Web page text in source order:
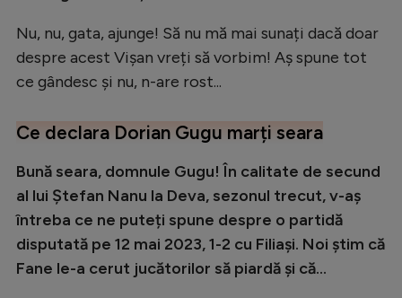
Nu, nu, gata, ajunge! Să nu mă mai sunați dacă doar
despre acest Vișan vreți să vorbim! Aș spune tot
ce gândesc și nu, n-are rost...
Ce declara Dorian Gugu marți seara
Bună seara, domnule Gugu! În calitate de secund
al lui Ștefan Nanu la Deva, sezonul trecut, v-aș
întreba ce ne puteți spune despre o partidă
disputată pe 12 mai 2023, 1-2 cu Filiași. Noi știm că
Fane le-a cerut jucătorilor să piardă și că...